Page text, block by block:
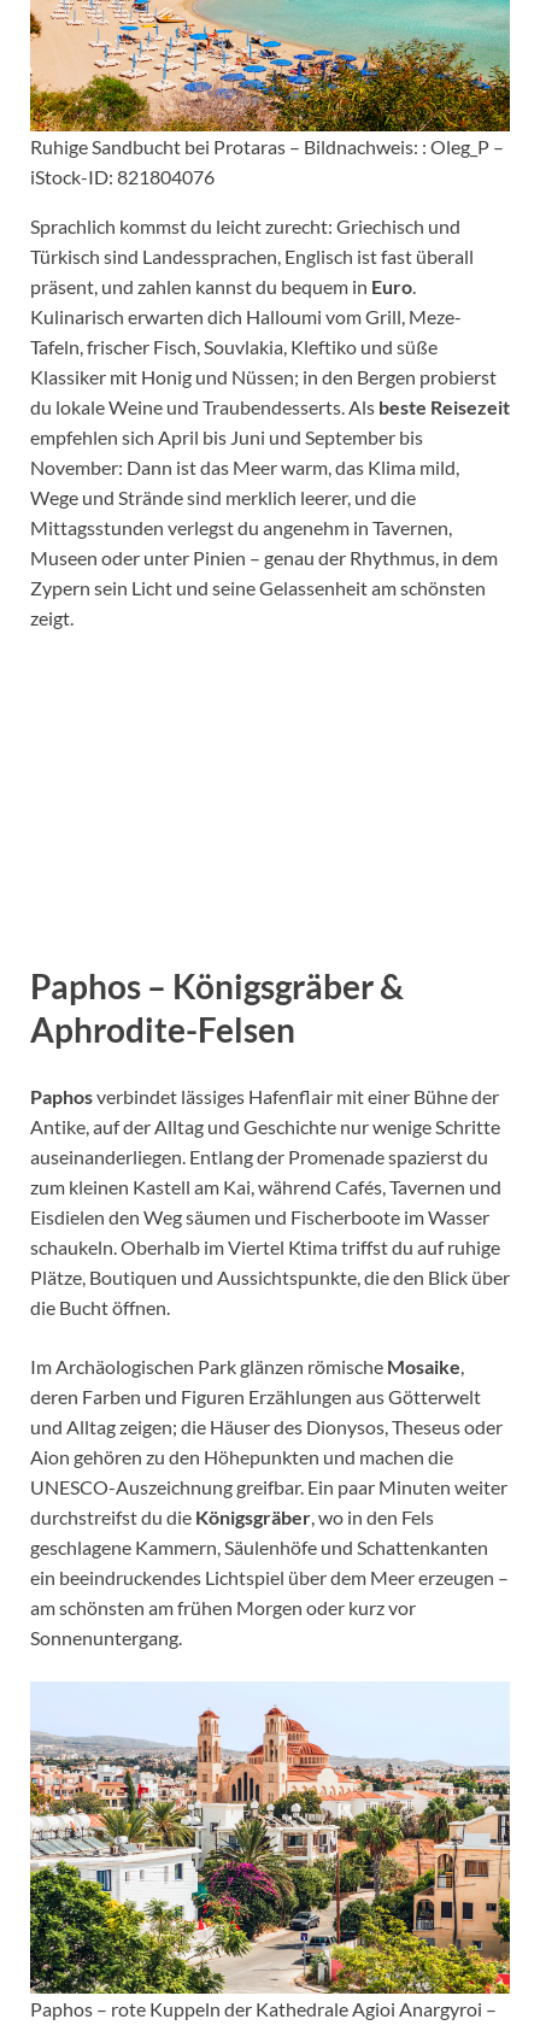
Ruhige Sandbucht bei Protaras – Bildnachweis: : Oleg_P –
iStock-ID: 821804076
Sprachlich kommst du leicht zurecht: Griechisch und
Türkisch sind Landessprachen, Englisch ist fast überall
präsent, und zahlen kannst du bequem in Euro.
Kulinarisch erwarten dich Halloumi vom Grill, Meze-
Tafeln, frischer Fisch, Souvlakia, Kleftiko und süße
Klassiker mit Honig und Nüssen; in den Bergen probierst
du lokale Weine und Traubendesserts. Als beste Reisezeit
empfehlen sich April bis Juni und September bis
November: Dann ist das Meer warm, das Klima mild,
Wege und Strände sind merklich leerer, und die
Mittagsstunden verlegst du angenehm in Tavernen,
Museen oder unter Pinien – genau der Rhythmus, in dem
Zypern sein Licht und seine Gelassenheit am schönsten
zeigt.
Paphos – Königsgräber &
Aphrodite-Felsen
Paphosverbindet lässiges Hafenflair mit einer Bühne der
Antike, auf der Alltag und Geschichte nur wenige Schritte
auseinanderliegen. Entlang der Promenade spazierst du
zum kleinen Kastell am Kai, während Cafés, Tavernen und
Eisdielen den Weg säumen und Fischerboote im Wasser
schaukeln. Oberhalb im Viertel Ktima triffst du auf ruhige
Plätze, Boutiquen und Aussichtspunkte, die den Blick über
die Bucht öffnen.
Im Archäologischen Park glänzen römische Mosaike,
deren Farben und Figuren Erzählungen aus Götterwelt
und Alltag zeigen; die Häuser des Dionysos, Theseus oder
Aion gehören zu den Höhepunkten und machen die
UNESCO-Auszeichnung greifbar. Ein paar Minuten weiter
durchstreifst du die Königsgräber, wo in den Fels
geschlagene Kammern, Säulenhöfe und Schattenkanten
ein beeindruckendes Lichtspiel über dem Meer erzeugen –
am schönsten am frühen Morgen oder kurz vor
Sonnenuntergang.
Paphos – rote Kuppeln der Kathedrale Agioi Anargyroi –